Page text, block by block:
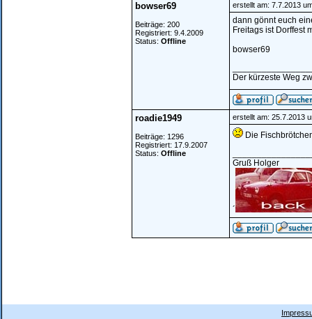
bowser69
Beiträge: 200
Registriert: 9.4.2009
Status: Offline
erstellt am: 7.7.2013
dann gönnt euch
Freitags ist Dorffest
bowser69
Der kürzeste Weg
roadie1949
Beiträge: 1296
Registriert: 17.9.2007
Status: Offline
erstellt am: 25.7.2013
Die
Gruß Holger
´